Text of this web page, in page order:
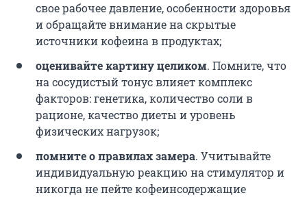
свое рабочее давление, особенности здоровья
и обращайте внимание на скрытые
источники кофеина в продуктах;
оценивайте картину целиком. Помните, что
на сосудистый тонус влияет комплекс
факторов: генетика, количество соли в
рационе, качество диеты и уровень
физических нагрузок;
помните о правилах замера. Учитывайте
индивидуальную реакцию на стимулятор и
никогда не пейте кофеинсодержащие